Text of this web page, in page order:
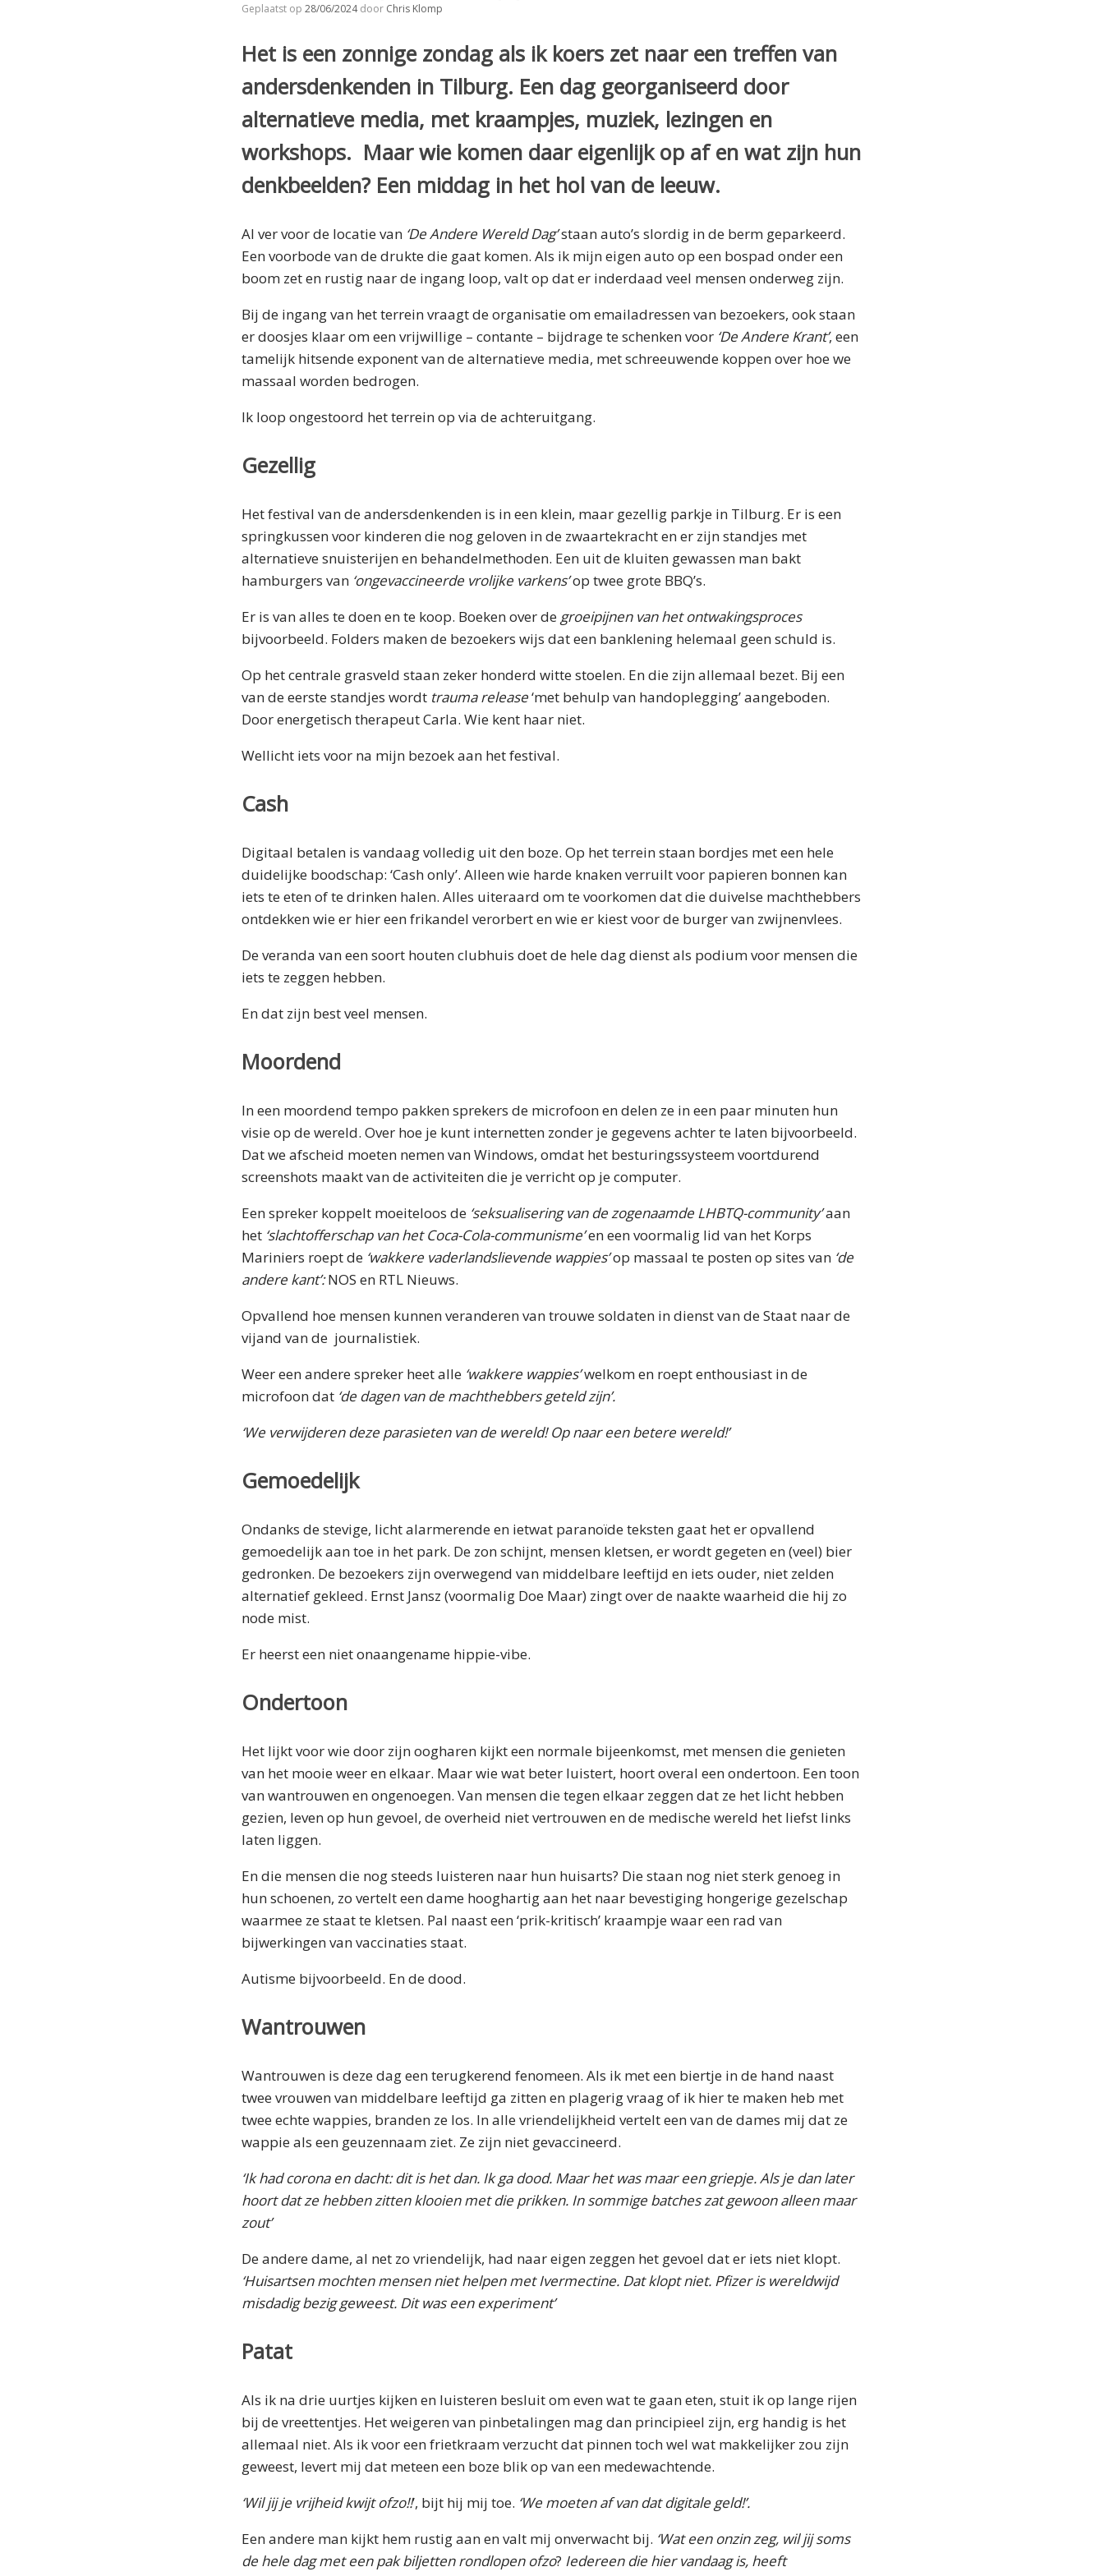
Geplaatst op 28/06/2024 door Chris Klomp
Het is een zonnige zondag als ik koers zet naar een treffen van
andersdenkenden in Tilburg. Een dag georganiseerd door
alternatieve media, met kraampjes, muziek, lezingen en
workshops. Maar wie komen daar eigenlijk op af en wat zijn hun
denkbeelden? Een middag in het hol van de leeuw.
Al ver voor de locatie van ‘De Andere Wereld Dag’staan auto’s slordig in de berm geparkeerd.
Een voorbode van de drukte die gaat komen. Als ik mijn eigen auto op een bospad onder een
boom zet en rustig naar de ingang loop, valt op dat er inderdaad veel mensen onderweg zijn.
Bij de ingang van het terrein vraagt de organisatie om emailadressen van bezoekers, ook staan
er doosjes klaar om een vrijwillige – contante – bijdrage te schenken voor ‘De Andere Krant’, een
tamelijk hitsende exponent van de alternatieve media, met schreeuwende koppen over hoe we
massaal worden bedrogen.
Ik loop ongestoord het terrein op via de achteruitgang.
Gezellig
Het festival van de andersdenkenden is in een klein, maar gezellig parkje in Tilburg. Er is een
springkussen voor kinderen die nog geloven in de zwaartekracht en er zijn standjes met
alternatieve snuisterijen en behandelmethoden. Een uit de kluiten gewassen man bakt
hamburgers van ‘ongevaccineerde vrolijke varkens’op twee grote BBQ’s.
Er is van alles te doen en te koop. Boeken over de groeipijnen van het ontwakingsproces
bijvoorbeeld. Folders maken de bezoekers wijs dat een banklening helemaal geen schuld is.
Op het centrale grasveld staan zeker honderd witte stoelen. En die zijn allemaal bezet. Bij een
van de eerste standjes wordt trauma release‘met behulp van handoplegging’ aangeboden.
Door energetisch therapeut Carla. Wie kent haar niet.
Wellicht iets voor na mijn bezoek aan het festival.
Cash
Digitaal betalen is vandaag volledig uit den boze. Op het terrein staan bordjes met een hele
duidelijke boodschap: ‘Cash only’. Alleen wie harde knaken verruilt voor papieren bonnen kan
iets te eten of te drinken halen. Alles uiteraard om te voorkomen dat die duivelse machthebbers
ontdekken wie er hier een frikandel verorbert en wie er kiest voor de burger van zwijnenvlees.
De veranda van een soort houten clubhuis doet de hele dag dienst als podium voor mensen die
iets te zeggen hebben.
En dat zijn best veel mensen.
Moordend
In een moordend tempo pakken sprekers de microfoon en delen ze in een paar minuten hun
visie op de wereld. Over hoe je kunt internetten zonder je gegevens achter te laten bijvoorbeeld.
Dat we afscheid moeten nemen van Windows, omdat het besturingssysteem voortdurend
screenshots maakt van de activiteiten die je verricht op je computer.
Een spreker koppelt moeiteloos de ‘seksualisering van de zogenaamde LHBTQ-community’aan
het ‘slachtofferschap van het Coca-Cola-communisme’en een voormalig lid van het Korps
Mariniers roept de ‘wakkere vaderlandslievende wappies’op massaal te posten op sites van ‘de
andere kant’:NOS en RTL Nieuws.
Opvallend hoe mensen kunnen veranderen van trouwe soldaten in dienst van de Staat naar de
vijand van de journalistiek.
Weer een andere spreker heet alle ‘wakkere wappies’welkom en roept enthousiast in de
microfoon dat ‘de dagen van de machthebbers geteld zijn’.
‘We verwijderen deze parasieten van de wereld! Op naar een betere wereld!’
Gemoedelijk
Ondanks de stevige, licht alarmerende en ietwat paranoïde teksten gaat het er opvallend
gemoedelijk aan toe in het park. De zon schijnt, mensen kletsen, er wordt gegeten en (veel) bier
gedronken. De bezoekers zijn overwegend van middelbare leeftijd en iets ouder, niet zelden
alternatief gekleed. Ernst Jansz (voormalig Doe Maar) zingt over de naakte waarheid die hij zo
node mist.
Er heerst een niet onaangename hippie-vibe.
Ondertoon
Het lijkt voor wie door zijn oogharen kijkt een normale bijeenkomst, met mensen die genieten
van het mooie weer en elkaar. Maar wie wat beter luistert, hoort overal een ondertoon. Een toon
van wantrouwen en ongenoegen. Van mensen die tegen elkaar zeggen dat ze het licht hebben
gezien, leven op hun gevoel, de overheid niet vertrouwen en de medische wereld het liefst links
laten liggen.
En die mensen die nog steeds luisteren naar hun huisarts? Die staan nog niet sterk genoeg in
hun schoenen, zo vertelt een dame hooghartig aan het naar bevestiging hongerige gezelschap
waarmee ze staat te kletsen. Pal naast een ‘prik-kritisch’ kraampje waar een rad van
bijwerkingen van vaccinaties staat.
Autisme bijvoorbeeld. En de dood.
Wantrouwen
Wantrouwen is deze dag een terugkerend fenomeen. Als ik met een biertje in de hand naast
twee vrouwen van middelbare leeftijd ga zitten en plagerig vraag of ik hier te maken heb met
twee echte wappies, branden ze los. In alle vriendelijkheid vertelt een van de dames mij dat ze
wappie als een geuzennaam ziet. Ze zijn niet gevaccineerd.
‘Ik had corona en dacht: dit is het dan. Ik ga dood. Maar het was maar een griepje. Als je dan later
hoort dat ze hebben zitten klooien met die prikken. In sommige batches zat gewoon alleen maar
zout’
De andere dame, al net zo vriendelijk, had naar eigen zeggen het gevoel dat er iets niet klopt.
‘Huisartsen mochten mensen niet helpen met Ivermectine. Dat klopt niet. Pfizer is wereldwijd
misdadig bezig geweest. Dit was een experiment’
Patat
Als ik na drie uurtjes kijken en luisteren besluit om even wat te gaan eten, stuit ik op lange rijen
bij de vreettentjes. Het weigeren van pinbetalingen mag dan principieel zijn, erg handig is het
allemaal niet. Als ik voor een frietkraam verzucht dat pinnen toch wel wat makkelijker zou zijn
geweest, levert mij dat meteen een boze blik op van een medewachtende.
‘Wil jij je vrijheid kwijt ofzo!!’, bijt hij mij toe. ‘We moeten af van dat digitale geld!’.
Een andere man kijkt hem rustig aan en valt mij onverwacht bij. ‘Wat een onzin zeg, wil jij soms
de hele dag met een pak biljetten rondlopen ofzo? Iedereen die hier vandaag is, heeft